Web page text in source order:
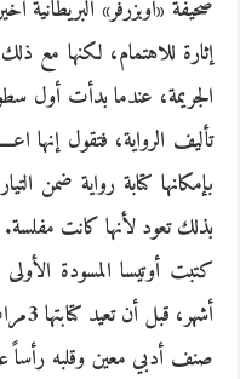
صحيفة «اوبزرفر» البريطانية
إثارة للاهتمام، لكنها مع
الجريمة، عندما بدأت أول
تأليف الرواية، فتقول إنها
بإمكانها كتابة رواية ضمن
بذلك تعود لأنها كانت
صنف أدبي معين وقلبه رأساً